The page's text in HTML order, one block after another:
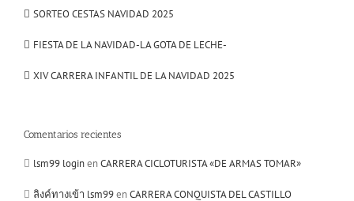
SORTEO CESTAS NAVIDAD 2025
FIESTA DE LA NAVIDAD-LA GOTA DE LECHE-
XIV CARRERA INFANTIL DE LA NAVIDAD 2025
Comentarios recientes
lsm99 loginenCARRERA CICLOTURISTA «DE ARMAS TOMAR»
ลิงค์ทางเข้า lsm99enCARRERA CONQUISTA DEL CASTILLO